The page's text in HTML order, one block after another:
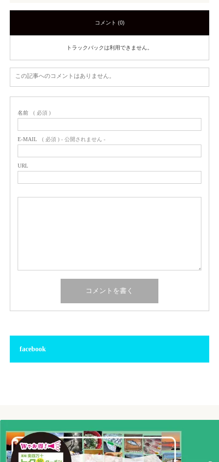
コメント (0)
トラックバックは利用できません。
この記事へのコメントはありません。
名前 ( 必須 )
E-MAIL ( 必須 ) - 公開されません -
URL
facebook